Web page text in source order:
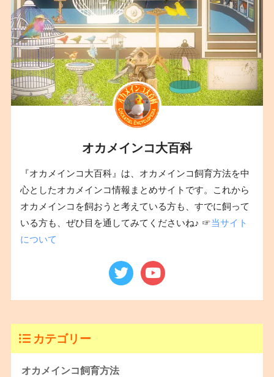
オカメインコ大百科
『オカメインコ大百科』は、オカメインコ飼育方法を中
心としたオカメインコ情報まとめサイトです。これから
オカメインコを飼おうと考えている方も、すでに飼って
いる方も、ぜひ目を通してみてくださいね♪ ☞当サイト
について
カテゴリー
オカメインコ飼育方法